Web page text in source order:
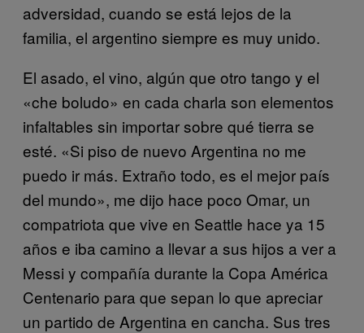
adversidad, cuando se está lejos de la
familia, el argentino siempre es muy unido.
El asado, el vino, algún que otro tango y el
«che boludo» en cada charla son elementos
infaltables sin importar sobre qué tierra se
esté. «Si piso de nuevo Argentina no me
puedo ir más. Extraño todo, es el mejor país
del mundo», me dijo hace poco Omar, un
compatriota que vive en Seattle hace ya 15
años e iba camino a llevar a sus hijos a ver a
Messi y compañía durante la Copa América
Centenario para que sepan lo que apreciar
un partido de Argentina en cancha. Sus tres